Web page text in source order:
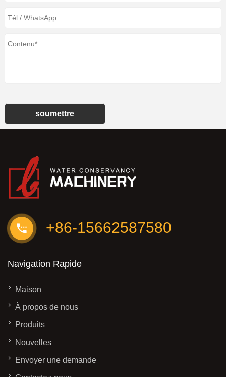
soumettre
+86-15662587580
Navigation Rapide
Maison
À propos de nous
Produits
Nouvelles
Envoyer une demande